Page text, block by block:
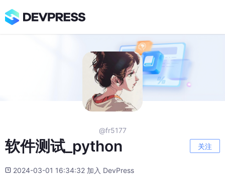
@fr5177
软件测试_python 关注
2024-03-01 16:34:32 加入 DevPress